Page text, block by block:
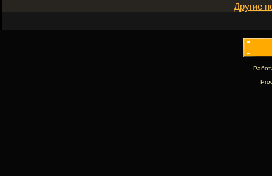
Другие